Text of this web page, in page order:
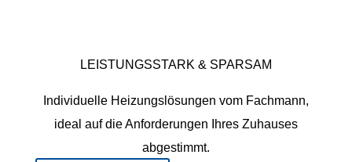
LEISTUNGSSTARK & SPARSAM
Individuelle Heizungslösungen vom Fachmann,
ideal auf die Anforderungen Ihres Zuhauses
abgestimmt.